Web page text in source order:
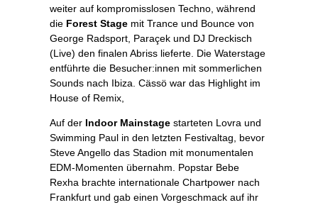
weiter auf kompromisslosen Techno, während
die Forest Stage mit Trance und Bounce von
George Radsport, Paraçek und DJ Dreckisch
(Live) den finalen Abriss lieferte. Die Waterstage
entführte die Besucher:innen mit sommerlichen
Sounds nach Ibiza. Cässö war das Highlight im
House of Remix,
Auf der Indoor Mainstage starteten Lovra und
Swimming Paul in den letzten Festivaltag, bevor
Steve Angello das Stadion mit monumentalen
EDM-Momenten übernahm. Popstar Bebe
Rexha brachte internationale Chartpower nach
Frankfurt und gab einen Vorgeschmack auf ihr